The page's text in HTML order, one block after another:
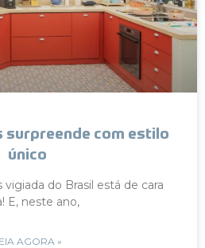
surpreende com estilo
único
vigiada do Brasil está de cara
E, neste ano,
AGORA »